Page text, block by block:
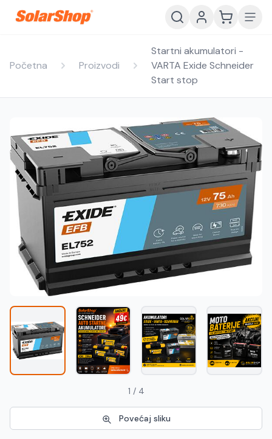
HR Hrvatski EN English
RS Srpski ME Crnogorski
Македонски
Početna Proizvodi
Startni akumulatori -
VARTA Exide Schneider
Start stop
1 / 4
Povećaj sliku